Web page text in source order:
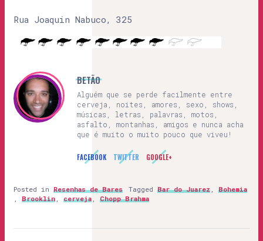
Rua Joaquin Nabuco, 325
BETÃO
Alguém que se perde facilmente entre
cerveja, noites, amores, sexo, shows,
músicas, letras, palavras, motos,
asfalto, montanhas, amigos e nunca acha
que é muito o muito pouco que viveu!
FACEBOOK TWITTER GOOGLE+
Posted in Resenhas de Bares Tagged Bar do Juarez
Bohemia
Brooklin cerveja Chopp Brahma